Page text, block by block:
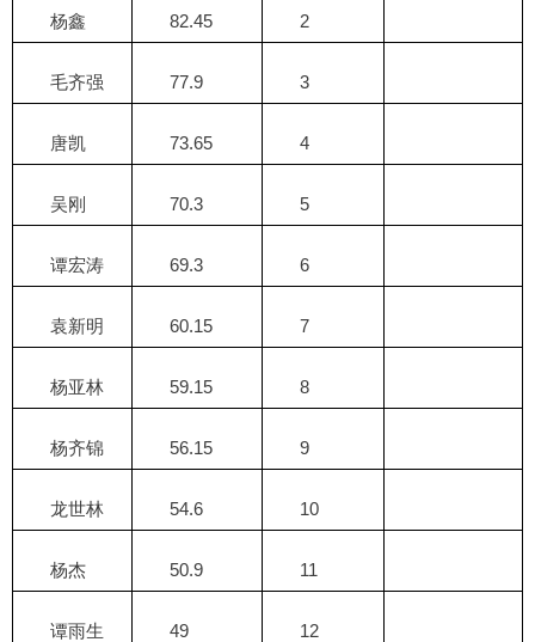
杨鑫 82.45 2
毛齐强 77.9 3
唐凯 73.65 4
吴刚 70.3 5
谭宏涛 69.3 6
袁新明 60.15 7
杨亚林 59.15 8
杨齐锦 56.15 9
龙世林 54.6 10
杨杰 50.9 11
谭雨生 49 12